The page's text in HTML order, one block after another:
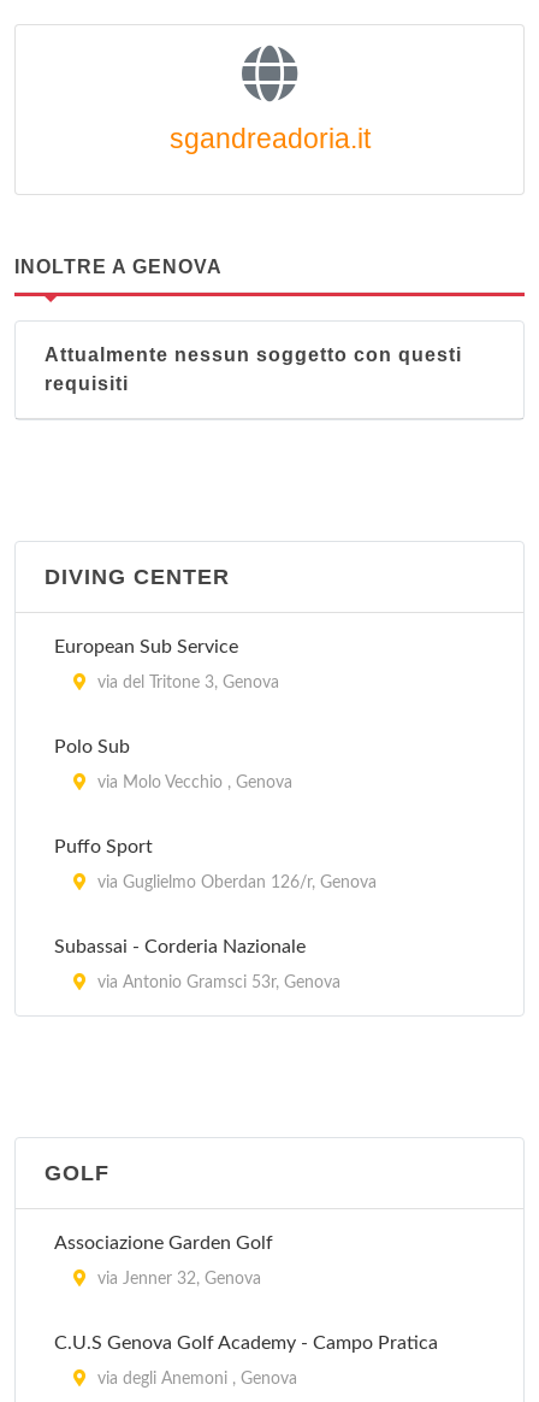
sgandreadoria.it
INOLTRE A GENOVA
Attualmente nessun soggetto con questi
requisiti
DIVING CENTER
European Sub Service
via del Tritone 3, Genova
Polo Sub
via Molo Vecchio , Genova
Puffo Sport
via Guglielmo Oberdan 126/r, Genova
Subassai - Corderia Nazionale
via Antonio Gramsci 53r, Genova
GOLF
Associazione Garden Golf
via Jenner 32, Genova
C.U.S Genova Golf Academy - Campo Pratica
via degli Anemoni , Genova